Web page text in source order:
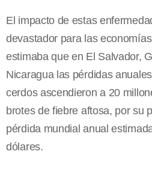
El impacto de estas
devastador para las
estimaba que en El Salvador,
Nicaragua las pérdidas
cerdos ascendieron a 20
brotes de fiebre aftosa, por su
pérdida mundial anual
dólares.